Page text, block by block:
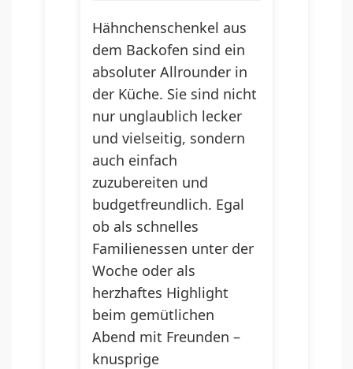
Hähnchenschenkel aus
dem Backofen sind ein
absoluter Allrounder in
der Küche. Sie sind nicht
nur unglaublich lecker
und vielseitig, sondern
auch einfach
zuzubereiten und
budgetfreundlich. Egal
ob als schnelles
Familienessen unter der
Woche oder als
herzhaftes Highlight
beim gemütlichen
Abend mit Freunden –
knusprige